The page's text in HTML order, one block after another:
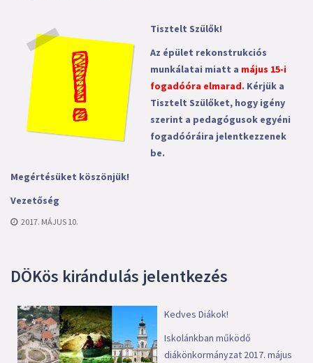
Tisztelt Szülők!
Az épület rekonstrukciós
munkálatai miatt a május 15-i
fogadóóra elmarad. Kérjük a
Tisztelt Szülőket, hogy igény
szerint a pedagógusok egyéni
fogadóóráira jelentkezzenek
be.
Megértésüket köszönjük!
Vezetőség
2017. MÁJUS 10.
DÖKös kirándulás jelentkezés
Kedves Diákok!
Iskolánkban működő
diákönkormányzat 2017. május